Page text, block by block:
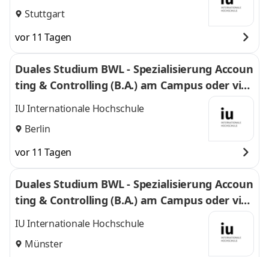
Stuttgart
vor 11 Tagen
Duales Studium BWL - Spezialisierung Accoun
ting & Controlling (B.A.) am Campus oder virt
uell
IU Internationale Hochschule
Berlin
vor 11 Tagen
Duales Studium BWL - Spezialisierung Accoun
ting & Controlling (B.A.) am Campus oder virt
uell
IU Internationale Hochschule
Münster